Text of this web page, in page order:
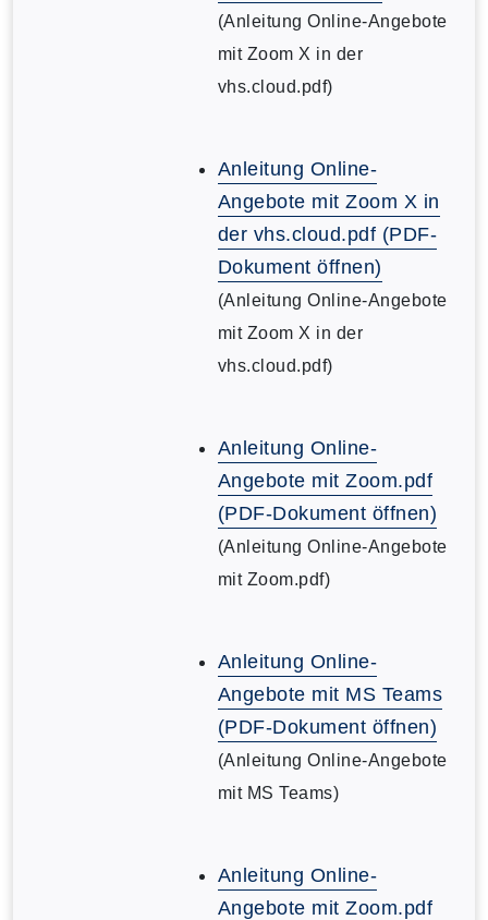
(Anleitung Online-Angebote
mit Zoom X in der
vhs.cloud.pdf)
Anleitung Online-
Angebote mit Zoom X in
der vhs.cloud.pdf (PDF-
Dokument öffnen)
(Anleitung Online-Angebote
mit Zoom X in der
vhs.cloud.pdf)
Anleitung Online-
Angebote mit Zoom.pdf
(PDF-Dokument öffnen)
(Anleitung Online-Angebote
mit Zoom.pdf)
Anleitung Online-
Angebote mit MS Teams
(PDF-Dokument öffnen)
(Anleitung Online-Angebote
mit MS Teams)
Anleitung Online-
Angebote mit Zoom.pdf